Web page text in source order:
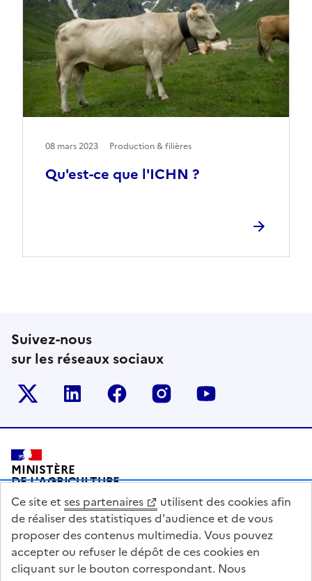
Qu'est-ce que l'ICHN ?
08 mars 2023 Production & filières
Suivez-nous
sur les réseaux sociaux
Le ministère sur Twitter
Le ministère sur LinkedIn
Le ministère sur Facebook
Le ministère sur
Pied de page
MINISTÈRE
DE L'AGRICULTURE
DE L'AGRO-ALIMENTAIRE
ET DE LA SOUVERAINETÉ
ALIMENTAIRE
Ce site et ses partenaires
utilisent des cookies afin
de réaliser des statistiques d'audience et de vous
proposer des contenus multimedia. Vous pouvez
accepter ou refuser le dépôt de ces cookies en
cliquant sur le bouton correspondant. Nous